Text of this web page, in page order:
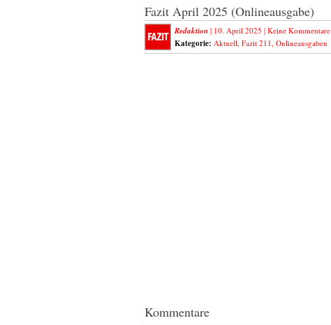
Fazit April 2025 (Onlineausgabe)
Redaktion | 10. April 2025 | Keine Kommentare
Kategorie: Aktuell, Fazit 211, Onlineausgaben
Kommentare